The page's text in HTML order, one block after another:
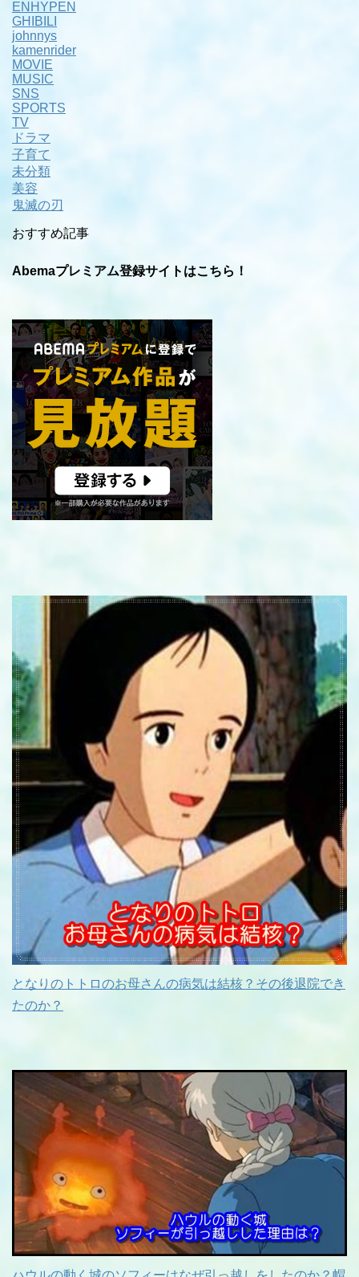
ENHYPEN
GHIBILI
johnnys
kamenrider
MOVIE
MUSIC
SNS
SPORTS
TV
ドラマ
子育て
未分類
美容
鬼滅の刃
おすすめ記事
Abemaプレミアム登録サイトはこちら！
となりのトトロのお母さんの病気は結核？その後退院でき
たのか？